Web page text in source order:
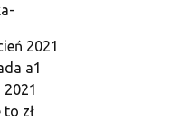
2021
a1
2021
to zł